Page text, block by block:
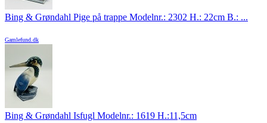
Bing & Grøndahl Pige på trappe Modelnr.: 2302 H.: 22cm B.: ...
Gamlefund.dk
Bing & Grøndahl Isfugl Modelnr.: 1619 H.:11,5cm